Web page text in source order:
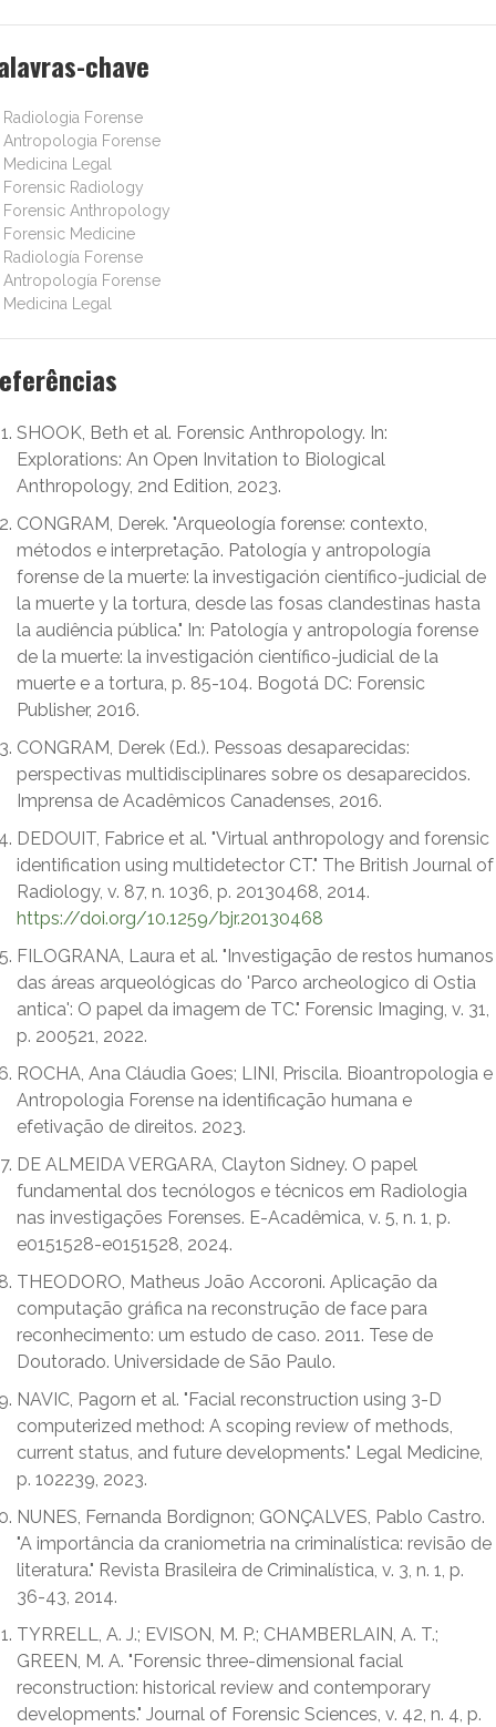
chave
Radiologia Forense
Antropologia Forense
Medicina Legal
Forensic Radiology
Forensic Anthropology
Forensic Medicine
Radiología Forense
Antropología Forense
Medicina Legal
SHOOK, Beth et al. Forensic Anthropology. In:
Explorations: An Open Invitation to Biological
Anthropology, 2nd Edition, 2023.
CONGRAM, Derek. "Arqueología forense: contexto,
métodos e interpretação. Patología y antropología
forense de la muerte: la investigación científico-judicial de
la muerte y la tortura, desde las fosas clandestinas hasta
la audiência pública." In: Patología y antropología forense
de la muerte: la investigación científico-judicial de la
muerte e a tortura, p. 85-104. Bogotá DC: Forensic
Publisher, 2016.
CONGRAM, Derek (Ed.). Pessoas desaparecidas:
perspectivas multidisciplinares sobre os desaparecidos.
Imprensa de Acadêmicos Canadenses, 2016.
DEDOUIT, Fabrice et al. "Virtual anthropology and forensic
identification using multidetector CT." The British Journal of
Radiology, v. 87, n. 1036, p. 20130468, 2014.
https://doi.org/10.1259/bjr.20130468
FILOGRANA, Laura et al. "Investigação de restos humanos
das áreas arqueológicas do 'Parco archeologico di Ostia
antica': O papel da imagem de TC." Forensic Imaging, v. 31,
p. 200521, 2022.
ROCHA, Ana Cláudia Goes; LINI, Priscila. Bioantropologia e
Antropologia Forense na identificação humana e
efetivação de direitos. 2023.
DE ALMEIDA VERGARA, Clayton Sidney. O papel
fundamental dos tecnólogos e técnicos em Radiologia
nas investigações Forenses. E-Acadêmica, v. 5, n. 1, p.
e0151528-e0151528, 2024.
THEODORO, Matheus João Accoroni. Aplicação da
computação gráfica na reconstrução de face para
reconhecimento: um estudo de caso. 2011. Tese de
Doutorado. Universidade de São Paulo.
NAVIC, Pagorn et al. "Facial reconstruction using 3-D
computerized method: A scoping review of methods,
current status, and future developments." Legal Medicine,
p. 102239, 2023.
NUNES, Fernanda Bordignon; GONÇALVES, Pablo Castro.
"A importância da craniometria na criminalística: revisão de
literatura." Revista Brasileira de Criminalística, v. 3, n. 1, p.
36-43, 2014.
TYRRELL, A. J.; EVISON, M. P.; CHAMBERLAIN, A. T.;
GREEN, M. A. "Forensic three-dimensional facial
reconstruction: historical review and contemporary
developments." Journal of Forensic Sciences, v. 42, n. 4, p.